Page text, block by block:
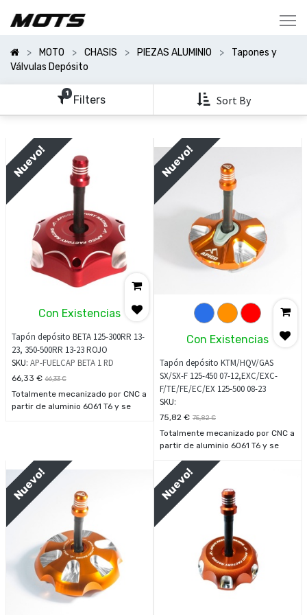
MOTO CHASIS PIEZAS ALUMINIO
Tapones y
Válvulas Depósito
1 Filters Sort By
Categorías
Mostrar
Opciones
Filters
Con Existencias
Tapón depósito BETA 125-300RR 13-
23, 350-500RR 13-23 ROJO
SKU: AP-FUELCAP BETA 1 RD
66,33 € 66,33€
Totalmente mecanizado por CNC a
partir de aluminio 6061 T6 y se
Nuevo!
Con Existencias
Tapón depósito KTM/HQV/GAS
SX/SX-F 125-450 07-12,EXC/EXC-
F/TE/FE/EC/EX 125-500 08-23
SKU:
75,82 € 75,82€
Totalmente mecanizado por CNC a
partir de aluminio 6061 T6 y se
ventilación que incluye una tapa
anodizada a juego y una válvula
unidireccional.
Nuevo!
Nuevo! Nuevo!